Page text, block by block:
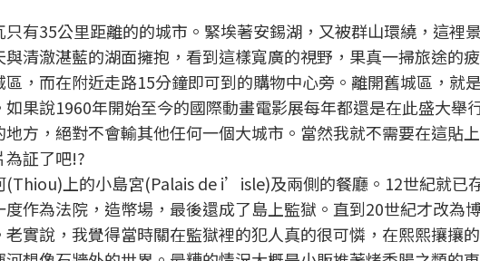
有35公里距離的的城市。緊埃著安錫湖，又被群山環繞，這裡
清澈湛藍的湖面擁抱，看到這樣寬廣的視野，果真一掃旅途的
，而在附近走路15分鐘即可到的購物中心旁。離開舊城區，就
果說1960年開始至今的國際動畫電影展每年都還是在此盛大舉
方，絕對不會輸其他任何一個大城市。當然我就不需要在這貼
為証了吧!?
(Thiou)上的小島宮(Palais de i’isle)及兩側的餐廳。12世紀就已
作為法院，造幣場，最後還成了島上監獄。直到20世紀才改為
實說，我覺得當時關在監獄裡的犯人真的很可憐，在熙熙攘攘